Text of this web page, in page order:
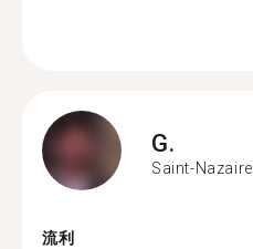
G.
Saint-Nazaire
流利